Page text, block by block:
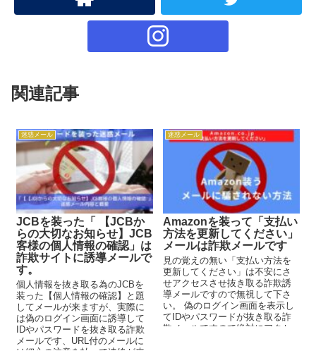
関連記事
迷惑メール
JCBを装った「 【JCBか
らの大切なお知らせ】JCB
客様の個人情報の確認」は
詐欺サイトに誘導メールで
す。
個人情報を抜き取る為のJCBを
装った【個人情報の確認】と題
してメールが来ますが、実際に
は偽のログイン画面に誘導して
IDやパスワードを抜き取る詐欺
メールです、URL付のメールに
は細心の注意を払って連絡が来
迷惑メール
Amazonを装って「支払い
方法を更新してください」
メールは詐欺メールです
見の覚えの無い「支払い方法を
更新してください」は不安にさ
せアクセスさせ抜き取る詐欺誘
導メールですので無視して下さ
い。 偽のログイン画面を表示し
てIDやパスワードが抜き取る詐
欺メールですので絶対にアクセ